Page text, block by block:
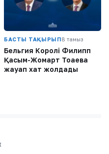
БАСТЫ ТАҚЫРЫП8 тамыз
Бельгия Королі Филипп
Қасым-Жомарт Тоқаевқа
жауап хат жолдады